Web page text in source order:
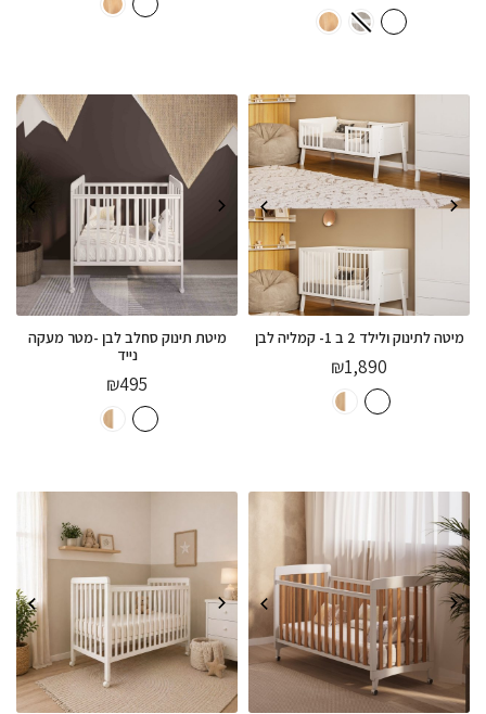
מיטה לתינוק ולילד 2 ב 1- קמליה לבן
₪1,890
מיטת תינוק סחלב לבן -מטר מעקה
נייד
₪495